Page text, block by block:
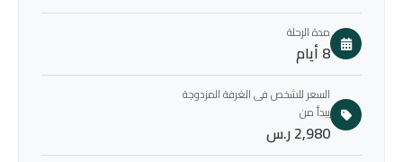
مدة الرحلة
8 أيام
السعر للشخص فى الغرفة المزدوجة
يبدأ من
2,980 ر.س